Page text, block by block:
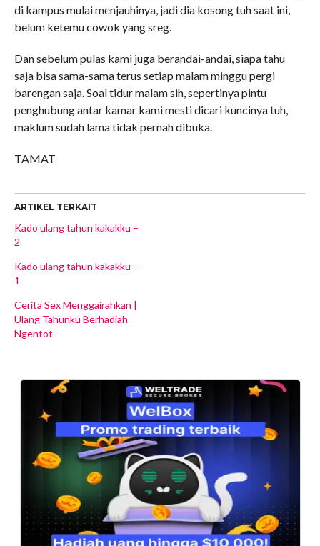
di kampus mulai menjauhinya, jadi dia kosong tuh saat ini,
belum ketemu cowok yang sreg.
Dan sebelum pulas kami juga berandai-andai, siapa tahu
saja bisa sama-sama terus setiap malam minggu pergi
barengan saja. Soal tidur malam sih, sepertinya pintu
penghubung antar kamar kami mesti dicari kuncinya tuh,
maklum sudah lama tidak pernah dibuka.
TAMAT
ARTIKEL TERKAIT
Kado ulang tahun kakakku –
2
Kado ulang tahun kakakku –
1
Cerita Sex Menggairahkan |
Ulang Tahunku Berhadiah
Ngentot